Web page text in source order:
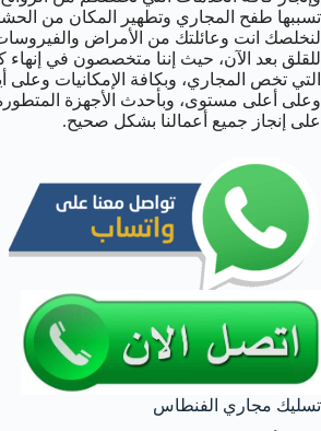
تسببها طفح المجاري وتطهير المكان من
لنخلصك انت وعائلتك من الأمراض
للقلق بعد الآن، حيث إننا متخصصون في إنهاء
التي تخص المجاري، وبكافة الإمكانيات
وعلى أعلى مستوى، وبأحدث الأجهزة
على إنجاز جميع أعمالنا بشكل صحيح.
تسليك مجاري الفنطاس